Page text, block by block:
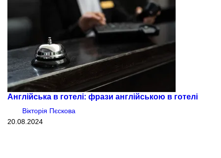
Англійська в готелі: фрази англійською в готелі
Вікторія Пєскова
20.08.2024